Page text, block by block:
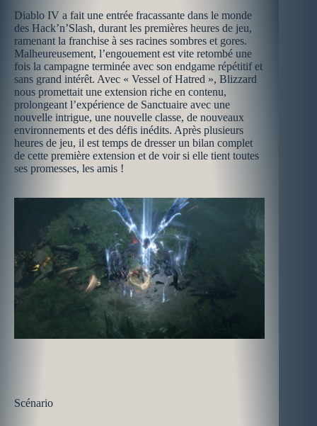
Diablo IV a fait une entrée fracassante dans le monde
des Hack’n’Slash, durant les premières heures de jeu,
ramenant la franchise à ses racines sombres et gores.
Malheureusement, l’engouement est vite retombé une
fois la campagne terminée avec son endgame répétitif et
sans grand intérêt. Avec « Vessel of Hatred », Blizzard
nous promettait une extension riche en contenu,
prolongeant l’expérience de Sanctuaire avec une
nouvelle intrigue, une nouvelle classe, de nouveaux
environnements et des défis inédits. Après plusieurs
heures de jeu, il est temps de dresser un bilan complet
de cette première extension et de voir si elle tient toutes
ses promesses, les amis !
Scénario